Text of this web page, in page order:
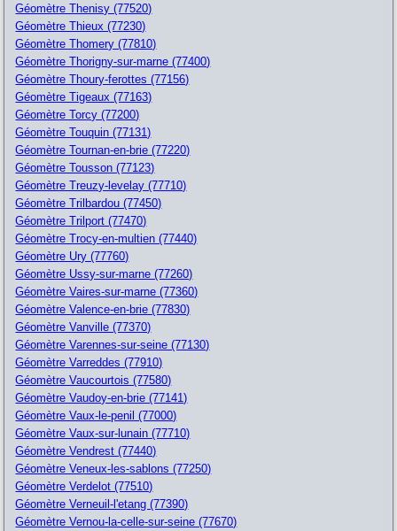
Géomètre Thenisy (77520)
Géomètre Thieux (77230)
Géomètre Thomery (77810)
Géomètre Thorigny-sur-marne (77400)
Géomètre Thoury-ferottes (77156)
Géomètre Tigeaux (77163)
Géomètre Torcy (77200)
Géomètre Touquin (77131)
Géomètre Tournan-en-brie (77220)
Géomètre Tousson (77123)
Géomètre Treuzy-levelay (77710)
Géomètre Trilbardou (77450)
Géomètre Trilport (77470)
Géomètre Trocy-en-multien (77440)
Géomètre Ury (77760)
Géomètre Ussy-sur-marne (77260)
Géomètre Vaires-sur-marne (77360)
Géomètre Valence-en-brie (77830)
Géomètre Vanville (77370)
Géomètre Varennes-sur-seine (77130)
Géomètre Varreddes (77910)
Géomètre Vaucourtois (77580)
Géomètre Vaudoy-en-brie (77141)
Géomètre Vaux-le-penil (77000)
Géomètre Vaux-sur-lunain (77710)
Géomètre Vendrest (77440)
Géomètre Veneux-les-sablons (77250)
Géomètre Verdelot (77510)
Géomètre Verneuil-l'etang (77390)
Géomètre Vernou-la-celle-sur-seine (77670)